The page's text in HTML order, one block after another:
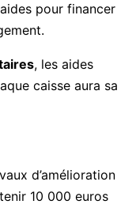
pour financer
, les aides
caisse aura sa
d’amélioration
10 000 euros